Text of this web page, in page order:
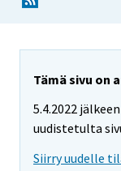
Tämä sivu on
5.4.2022
uudistetulta
Siirry uudelle